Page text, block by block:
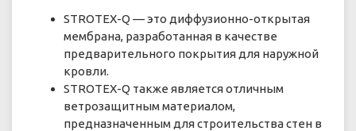
STROTEX-Q — это диффузионно-открытая
мембрана, разработанная в качестве
предварительного покрытия для наружной
кровли.
STROTEX-Q также является отличным
ветрозащитным материалом,
предназначенным для строительства стен в